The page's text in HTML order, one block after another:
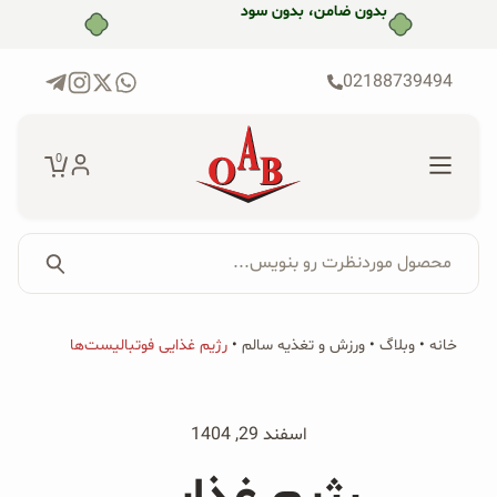
بدون ضامن، بدون سود
02188739494
0
برای:
جستجو...
پکیج‌ها
محصولات ارگانیک
محصول موردنظرت رو بنویس...
خانه • وبلاگ • ورزش و تغذیه سالم • رژیم غذایی فوتبالیست‌ها
اسفند 29, 1404